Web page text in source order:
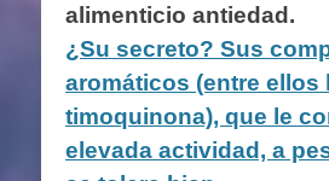
alimenticio antiedad.
¿Su secreto? Sus
aromáticos (entre ellos
timoquinona), que le
elevada actividad, a